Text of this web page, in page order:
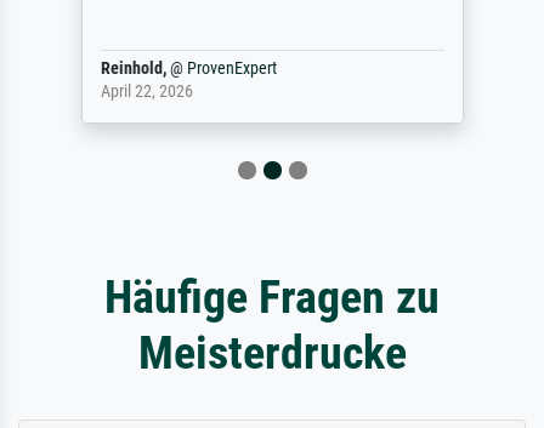
Reinhold,@ ProvenExpert
April 22, 2026
Häufige Fragen zu
Meisterdrucke